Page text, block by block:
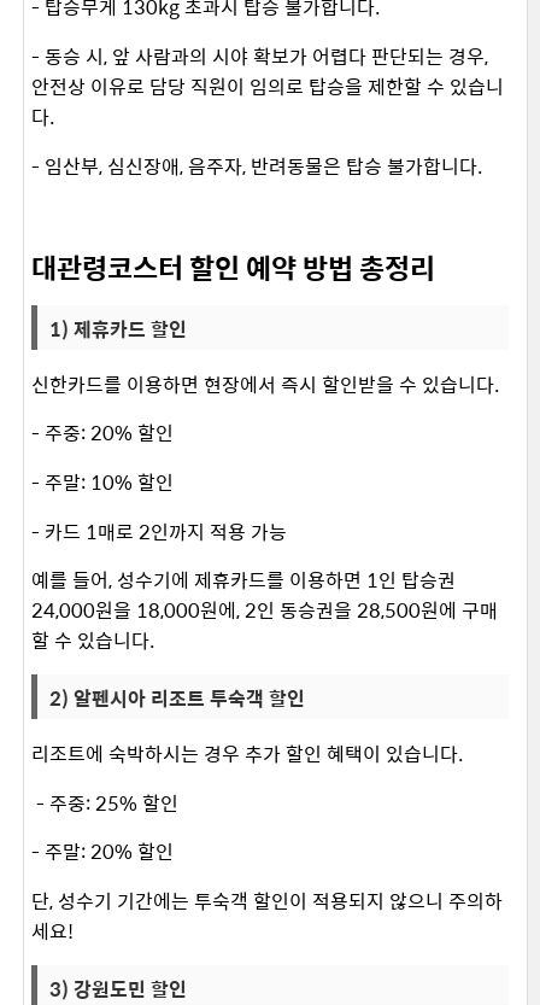
- 탑승무게 130kg 초과시 탑승 불가합니다.
- 동승 시, 앞 사람과의 시야 확보가 어렵다 판단되는 경우,
안전상 이유로 담당 직원이 임의로 탑승을 제한할 수 있습니
다.
- 임산부, 심신장애, 음주자, 반려동물은 탑승 불가합니다.
대관령코스터 할인 예약 방법 총정리
1) 제휴카드 할인
신한카드를 이용하면 현장에서 즉시 할인받을 수 있습니다. ​
- 주중: 20% 할인
- 주말: 10% 할인
- 카드 1매로 2인까지 적용 가능
예를 들어, 성수기에 제휴카드를 이용하면 1인 탑승권
24,000원을 18,000원에, 2인 동승권을 28,500원에 구매
할 수 있습니다. ​
2) 알펜시아 리조트 투숙객 할인
리조트에 숙박하시는 경우 추가 할인 혜택이 있습니다.
​ - 주중: 25% 할인
- 주말: 20% 할인
단, 성수기 기간에는 투숙객 할인이 적용되지 않으니 주의하
세요!
3) 강원도민 할인